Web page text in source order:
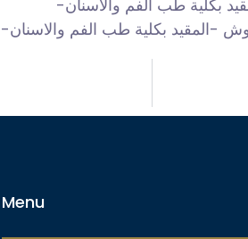
بكلية طب الفم والاسنان-
-المقيد بكلية طب الفم والاسنان-
Menu